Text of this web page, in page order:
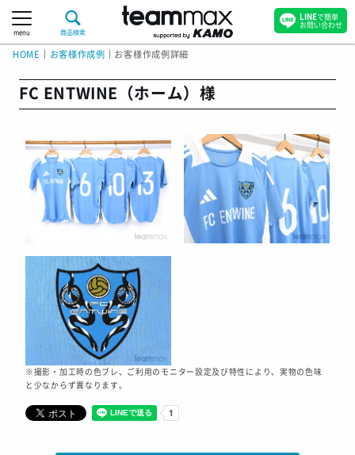
menu 商品検索
HOME お客様作成例 お客様作成例詳細
FC ENTWINE（ホーム）様
※撮影・加工時の色ブレ、ご利用のモニター設定及び特性により、実物の色味
と少なからず異なります。
LINEで簡単
お問い合わせ